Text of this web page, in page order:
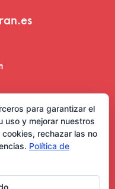
para garantizar el
uso y mejorar nuestros
rechazar las no
Política de